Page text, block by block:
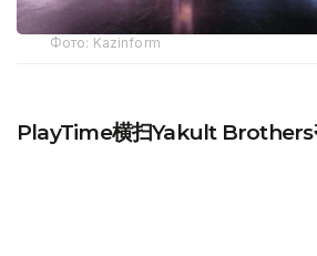
Фото: Kazinform
PlayTime横扫Yakult Brothers